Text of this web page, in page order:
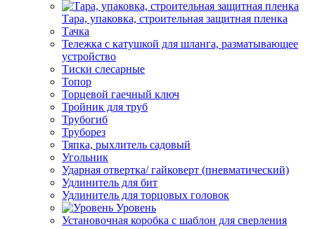
Тара, упаковка, строительная защитная пленка
Тачка
Тележка с катушкой для шланга, разматывающее
устройство
Тиски слесарные
Топор
Торцевой гаечный ключ
Тройник для труб
Трубогиб
Труборез
Тяпка, рыхлитель садовый
Угольник
Ударная отвертка/ гайковерт (пневматический)
Удлинитель для бит
Удлинитель для торцовых головок
Уровень
Установочная коробка с шаблон для сверления